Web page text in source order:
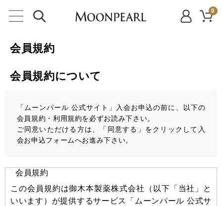
0
会員規約
会員規約について
「ムーンパール 公式サイト」入会お申込の前に、以下の
会員規約・利用規約を必ずお読み下さい。
ご同意いただける方は、「同意する」をクリックして入
会お申込フォームへお進み下さい。
会員規約
この会員規約は御木本製薬株式会社（以下「当社」と
いいます）が提供するサービス「ムーンパール 公式サ